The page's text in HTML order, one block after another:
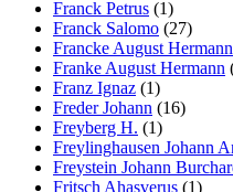
Franck Petrus (1)
Franck Salomo (27)
Francke August Hermann
Franke August Hermann
Franz Ignaz (1)
Freder Johann (16)
Freyberg H. (1)
Freylinghausen Johann
Freystein Johann
Fritsch Ahasverus (1)